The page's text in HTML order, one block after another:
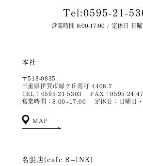
Tel:0595-21-
営業時間 8:00-17:00 / 定休日 日曜
本社
〒518-0835
三重県伊賀市緑ケ丘南町 4408-7
TEL：0595-21-5303
FAX：0595-24-
営業時間：8:00~17:00
定休日：日曜日
MAP
名張店(cafe R+INK)